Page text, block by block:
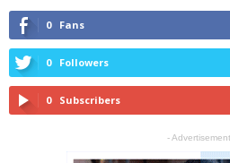
0 Fans
0 Followers
0 Subscribers
-